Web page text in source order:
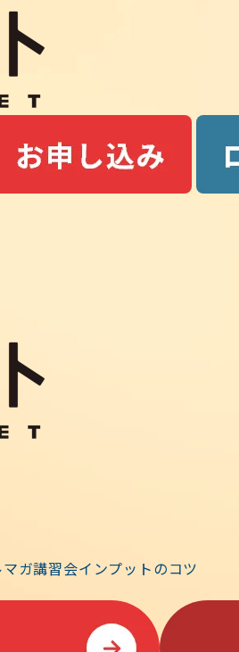
マガ講習会インプットのコツ
前線ニュース
の手順は